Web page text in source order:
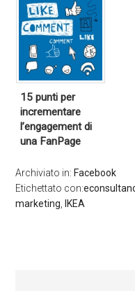
15 punti per
incrementare
l’engagement di
una FanPage
Archiviato in: Facebook
Etichettato con:
marketing, IKEA